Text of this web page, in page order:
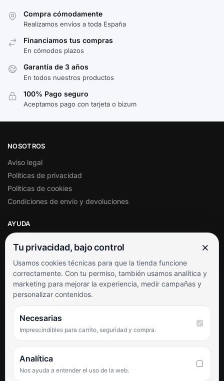
Compra cómodamente
Realizamos envíos a toda España
Financiamos tus compras
En cómodos plazos
Garantía de 3 años
En todos nuestros productos
100% Pago seguro
Aceptamos pago con tarjeta o bizum
NOSOTROS
Aviso legal
Políticas de privacidad
Políticas de cookies
Condiciones de envío y devoluciones
AYUDA
Soporte al cliente
Contacto
Términos y condiciones
Preguntas frecuentes
SÍGUENOS
Facebook
TikTok
PUNTUACIÓN DE 4,6 SOBRE 5 EN GOOGLE
Tu privacidad, bajo control ×
Usamos cookies técnicas para que la tienda funcione
correctamente. Con tu permiso, también usamos analítica y
marketing para mejorar la experiencia, medir campañas y
personalizar contenidos.
Necesarias
Imprescindibles para carrito, seguridad y compra.
Analítica
Nos ayuda a entender el uso de la web.